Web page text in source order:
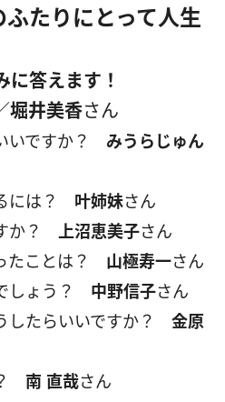
ふたりにとって人生
答えます！
堀井美香さん
いですか？ みうらじゅん
には？ 叶姉妹さん
か？ 上沼恵美子さん
たことは？ 山極寿一さん
しょう？ 中野信子さん
したらいいですか？ 金原
南 直哉さん